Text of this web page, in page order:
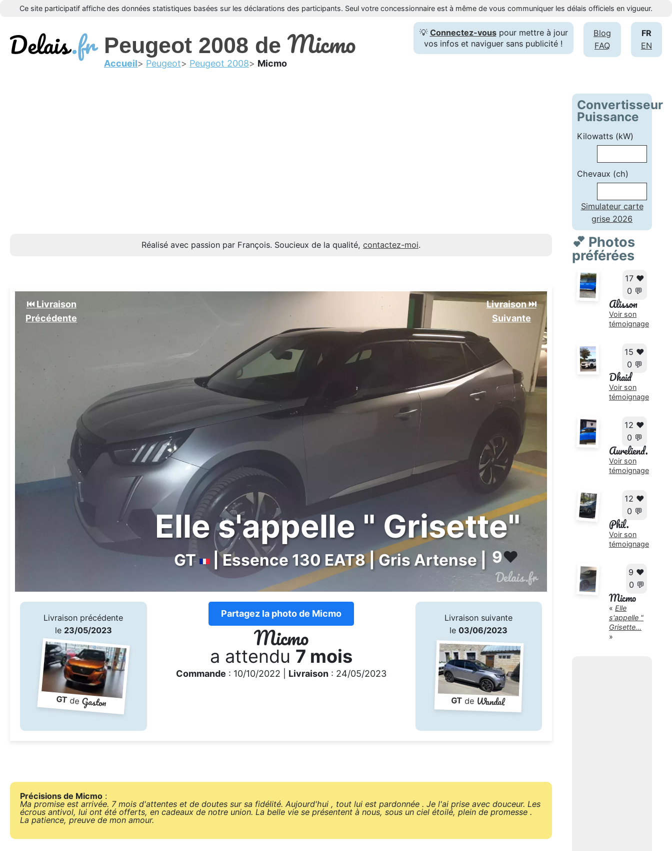
Ce site participatif affiche des données statistiques basées sur les déclarations des participants. Seul votre concessionnaire est à même de vous communiquer les délais officiels en vigueur.
FR
EN
Blog
FAQ
💡 Connectez-vouspour mettre à jour
vos infos et naviguer sans publicité !
Peugeot 2008 de Micmo
Accueil Peugeot Peugeot 2008 Micmo
Convertisseur
Puissance
Kilowatts (kW)
Chevaux (ch)
Simulateur carte
grise 2026
💕 Photos
préférées
17 ❤️
0 💬
Alisson
Voir son
témoignage
15 ❤️
0 💬
Dhaid
Voir son
témoignage
12 ❤️
0 💬
Aureliend.
Voir son
témoignage
12 ❤️
0 💬
Phil.
Voir son
témoignage
9 ❤️
0 💬
Micmo
« Elle
s'appelle "
Grisette...
»
Réalisé avec passion par François. Soucieux de la qualité, contactez-moi.
⏮️ Livraison
Précédente
Livraison ⏭️
Suivante️
Elle s'appelle " Grisette"
GT | Essence 130 EAT8 | Gris Artense | 9❤️
Livraison précédente
le 23/05/2023
GTdeGaston
Partagez la photo de Micmo
Micmo
a attendu 7 mois
Commande : 10/10/2022 | Livraison: 24/05/2023
Livraison suivante
le03/06/2023
GTde Wandal
Précisions de Micmo :
Ma promise est arrivée. 7 mois d'attentes et de doutes sur sa fidélité. Aujourd'hui , tout lui est pardonnée . Je l'ai prise avec douceur. Les
écrous antivol, lui ont été offerts, en cadeaux de notre union. La belle vie se présentent à nous, sous un ciel étoilé, plein de promesse .
La patience, preuve de mon amour.